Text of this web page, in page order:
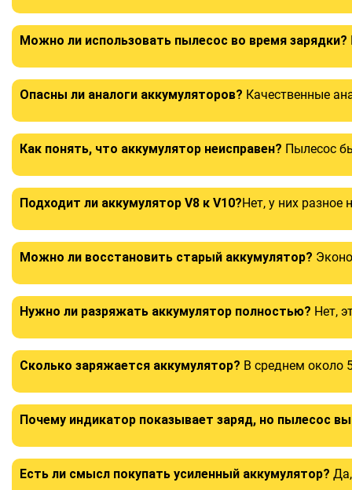
Можно ли использовать пылесос во время зарядки?
Опасны ли аналоги аккумуляторов? Качественные
Как понять, что аккумулятор неисправен? Пылесос
Подходит ли аккумулятор V8 к V10?Нет, у них разное
Можно ли восстановить старый аккумулятор?
Нужно ли разряжать аккумулятор полностью? Нет,
Сколько заряжается аккумулятор? В среднем около
Почему индикатор показывает заряд, но пылесос
Есть ли смысл покупать усиленный аккумулятор?